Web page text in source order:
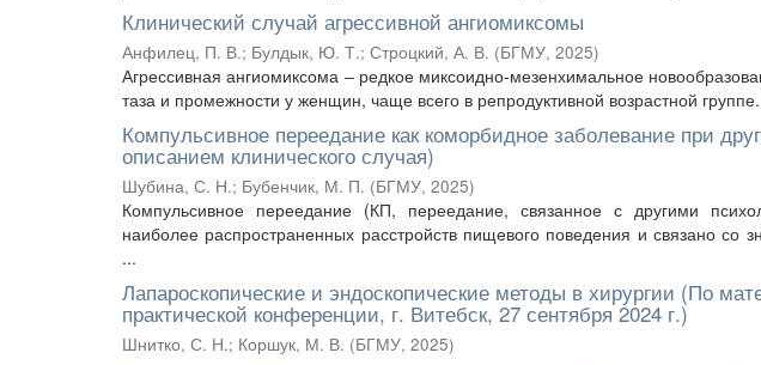
Клинический случай агрессивной ангиомиксомы
Анфилец, П. В.; Булдык, Ю. Т.; Строцкий, А. В. (БГМУ, 2025)
Агрессивная ангиомиксома – редкое миксоидно-мезенхимальное
таза и промежности у женщин, чаще всего в репродуктивной возрастной
Компульсивное переедание как коморбидное заболевание при
описанием клинического случая)
Шубина, С. Н.; Бубенчик, М. П. (БГМУ, 2025)
Компульсивное переедание (КП, переедание, связанное с другими
наиболее распространенных расстройств пищевого поведения и связано со
...
Лапароскопические и эндоскопические методы в хирургии (По
практической конференции, г. Витебск, 27 сентября 2024 г.)
Шнитко, С. Н.; Коршук, М. В. (БГМУ, 2025)